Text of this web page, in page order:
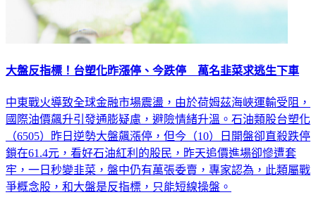
大盤反指標！台塑化昨漲停、今跌停 萬名韭菜求逃生下車
中東戰火導致全球金融市場震盪，由於荷姆茲海峽運輸受阻，
國際油價飆升引發通膨疑慮，避險情緒升溫。石油類股台塑化
（6505）昨日逆勢大盤飆漲停，但今（10）日開盤卻直殺跌停
鎖在61.4元，看好石油紅利的股民，昨天追價進場卻慘遭套
牢，一日秒變韭菜，盤中仍有萬張委賣，專家認為，此類屬戰
爭概念股，和大盤是反指標，只能短線操盤。